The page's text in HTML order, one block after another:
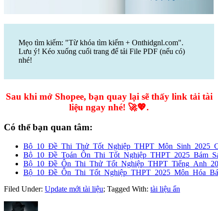
Mẹo tìm kiếm: "Từ khóa tìm kiếm + Onthidgnl.com".
Lưu ý! Kéo xuống cuối trang để tải File PDF (nếu có)
nhé!
Sau khi mở Shopee, bạn quay lại sẽ thấy link tải tài
liệu ngay nhé! 🚀💖.
Có thể bạn quan tâm:
Filed Under: Update mới tài liệu; Tagged With: tài liệu ẩn